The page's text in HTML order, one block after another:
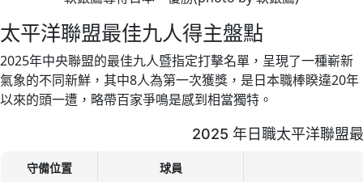
太平洋聯盟最佳九人得主盤點
2025年中央聯盟的最佳九人暨指定打擊名單，呈現了一種嶄新
氣象的不同新鮮，其中8人為第一次獲獎，是日本職棒睽違20年
以來的頭一遭，略帶百家爭鳴是感到相當獨特。
2025 年日職太平洋聯盟
守備位置 球員